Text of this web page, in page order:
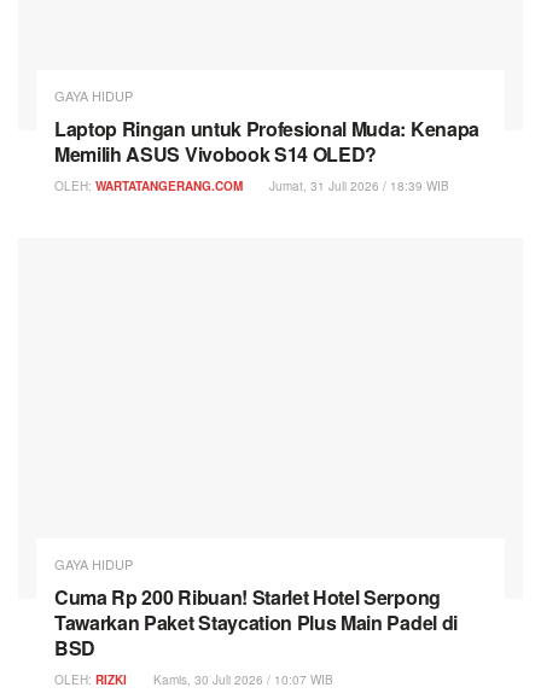
GAYA HIDUP
Laptop Ringan untuk Profesional Muda: Kenapa
Memilih ASUS Vivobook S14 OLED?
OLEH: WARTATANGERANG.COM Jumat, 31 Juli 2026 / 18:39 WIB
GAYA HIDUP
Cuma Rp 200 Ribuan! Starlet Hotel Serpong
Tawarkan Paket Staycation Plus Main Padel di
BSD
OLEH: RIZKI Kamis, 30 Juli 2026 / 10:07 WIB